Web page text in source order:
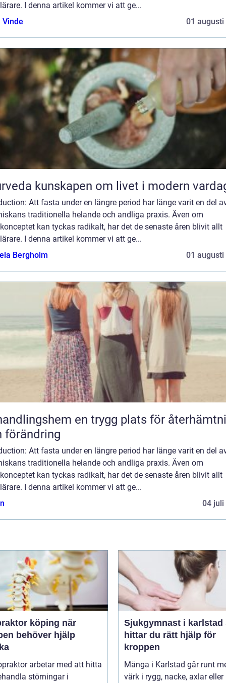
I denna artikel kommer vi att ge...
Vinde
01 augusti
Ayurveda kunskapen om livet i modern
Att fasta under en längre period har länge varit en del
traditionella helande och andliga praxis. Även om
kan tyckas radikalt, har det de senaste åren blivit allt
I denna artikel kommer vi att ge...
Bergholm
01 augusti
en trygg plats för återhämtning
förändring
Att fasta under en längre period har länge varit en del
traditionella helande och andliga praxis. Även om
kan tyckas radikalt, har det de senaste åren blivit allt
I denna artikel kommer vi att ge...
04 juli
köping när
behöver hjälp
arbetar med att hitta
störningar i
Sjukgymnast i karlstad så
hittar du rätt hjälp för
kroppen
Många i Karlstad går runt
värk i rygg, nacke, axlar